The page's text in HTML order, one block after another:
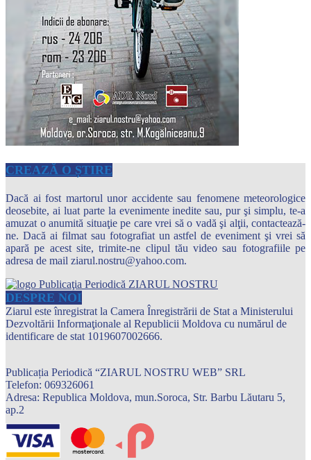
CREAZĂ O ȘTIRE
Dacă ai fost martorul unor accidente sau fenomene meteorologice
deosebite, ai luat parte la evenimente inedite sau, pur şi simplu, te-a
amuzat o anumită situaţie pe care vrei să o vadă şi alţii, contactează-
ne. Dacă ai filmat sau fotografiat un astfel de eveniment şi vrei să
apară pe acest site, trimite-ne clipul tău video sau fotografiile pe
adresa de mail ziarul.nostru@yahoo.com.
DESPRE NOI
Ziarul este înregistrat la Camera Înregistrării de Stat a Ministerului
Dezvoltării Informaţionale al Republicii Moldova cu numărul de
identificare de stat 1019607002666.
Publicația Periodică “ZIARUL NOSTRU WEB” SRL
Telefon: 069326061
Adresa: Republica Moldova, mun.Soroca, Str. Barbu Lăutaru 5,
ap.2